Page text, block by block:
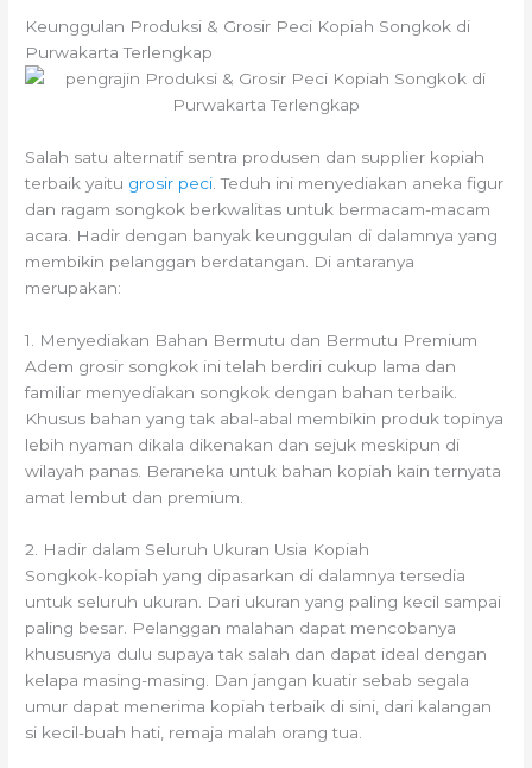
Keunggulan Produksi & Grosir Peci Kopiah Songkok di
Purwakarta Terlengkap
Salah satu alternatif sentra produsen dan supplier kopiah
terbaik yaitu grosir peci . Teduh ini menyediakan aneka figur
dan ragam songkok berkwalitas untuk bermacam-macam
acara. Hadir dengan banyak keunggulan di dalamnya yang
membikin pelanggan berdatangan. Di antaranya
merupakan:
1. Menyediakan Bahan Bermutu dan Bermutu Premium
Adem grosir songkok ini telah berdiri cukup lama dan
familiar menyediakan songkok dengan bahan terbaik.
Khusus bahan yang tak abal-abal membikin produk topinya
lebih nyaman dikala dikenakan dan sejuk meskipun di
wilayah panas. Beraneka untuk bahan kopiah kain ternyata
amat lembut dan premium.
2. Hadir dalam Seluruh Ukuran Usia Kopiah
Songkok-kopiah yang dipasarkan di dalamnya tersedia
untuk seluruh ukuran. Dari ukuran yang paling kecil sampai
paling besar. Pelanggan malahan dapat mencobanya
khususnya dulu supaya tak salah dan dapat ideal dengan
kelapa masing-masing. Dan jangan kuatir sebab segala
umur dapat menerima kopiah terbaik di sini, dari kalangan
si kecil-buah hati, remaja malah orang tua.